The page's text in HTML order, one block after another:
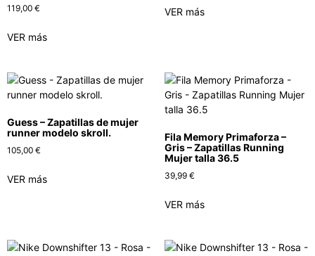
119,00 €
VER más
VER más
Guess – Zapatillas de mujer
runner modelo skroll.
105,00 €
VER más
Fila Memory Primaforza –
Gris – Zapatillas Running
Mujer talla 36.5
39,99 €
VER más